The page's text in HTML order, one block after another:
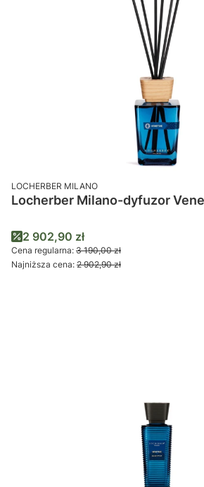
PRODUCENT
LOCHERBER MILANO
Locherber Milano-dyfuzor
Cena promocyjna
2 902,90 zł
Cena regularna: 3 190,00 zł
Najniższa cena: 2 902,90 zł